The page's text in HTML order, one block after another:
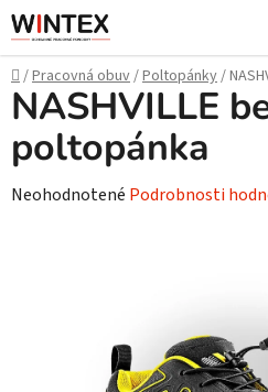
Prejsť
na
obsah
Domov
/Pracovná obuv/Poltopánky/
NASHVILLE
poltopánka
Priemerné
Neohodnotené Podrobnosti